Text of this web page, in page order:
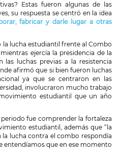
Estas fueron algunas de las
su respuesta se centró en la idea
fabricar y darle lugar a otras
la lucha estudiantil frente al Combo
ejercía la presidencia de la
las luchas previas a la resistencia
afirmó que si bien fueron luchas
ya que se centraron en las
involucraron mucho trabajo
estudiantil que un año
fue comprender la fortaleza
estudiantil, además que “la
la lucha contra el combo respondía
entendíamos que en ese momento